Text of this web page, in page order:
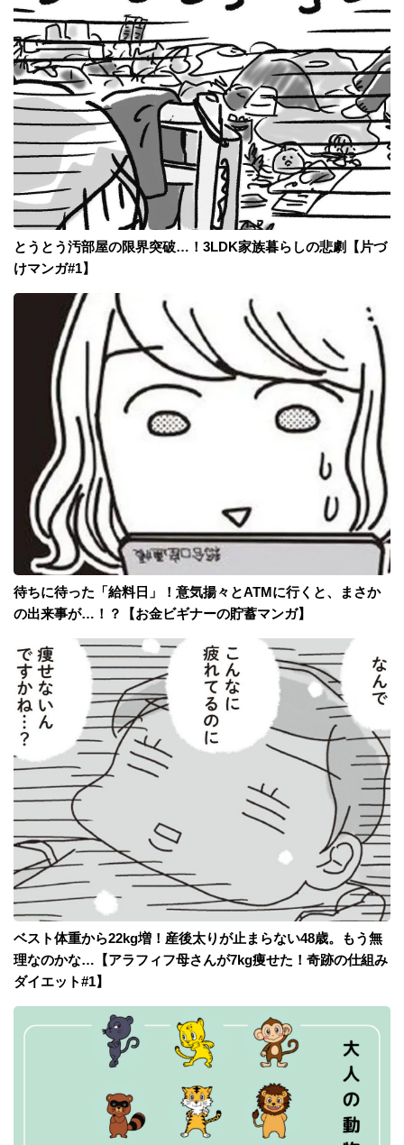
とうとう汚部屋の限界突破…！3LDK家族暮らしの悲劇【片づ
けマンガ#1】
待ちに待った「給料日」！意気揚々とATMに行くと、まさか
の出来事が…！？【お金ビギナーの貯蓄マンガ】
ベスト体重から22kg増！産後太りが止まらない48歳。もう無
理なのかな…【アラフィフ母さんが7kg痩せた！奇跡の仕組み
ダイエット#1】